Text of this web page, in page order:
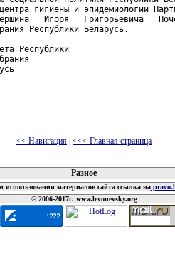
гигиены и эпидемиологии
Игоря   Григорьевича
Республики Беларусь.
Республики
<< Навигация <<< Главная страница
Разное
материалов сайта ссылка на
© 2006-2017г. www.levonevsky.org